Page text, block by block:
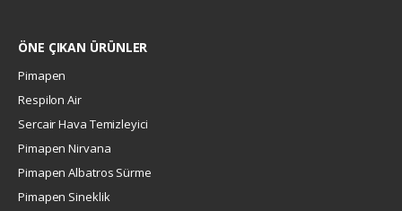
ÖNE ÇIKAN ÜRÜNLER
Pimapen
Respilon Air
Sercair Hava Temizleyici
Pimapen Nirvana
Pimapen Albatros Sürme
Pimapen Sineklik